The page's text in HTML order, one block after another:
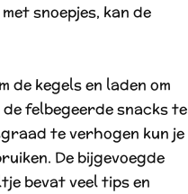
snoepjes, kan de
de kegels en laden om
felbegeerde snacks te
te verhogen kun je
De bijgevoegde
bevat veel tips en